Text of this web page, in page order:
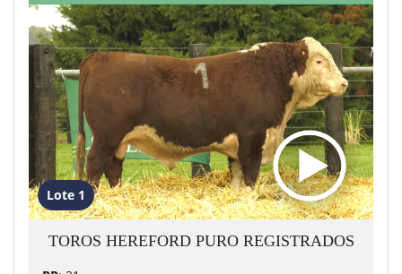
Lote 1
TOROS HEREFORD PURO REGISTRADOS